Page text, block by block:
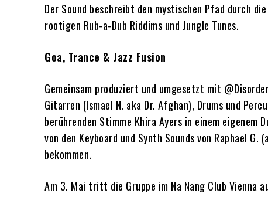
Der Sound beschreibt den mystischen Pfad durch
rootigen Rub-a-Dub Riddims und Jungle Tunes.
Goa, Trance & Jazz Fusion
Gemeinsam produziert und umgesetzt mit
Gitarren (Ismael N. aka Dr. Afghan), Drums und
berührenden Stimme Khira Ayers in einem eigenem
von den Keyboard und Synth Sounds von Raphael
bekommen.
Am 3. Mai tritt die Gruppe im Na Nang Club Vienna